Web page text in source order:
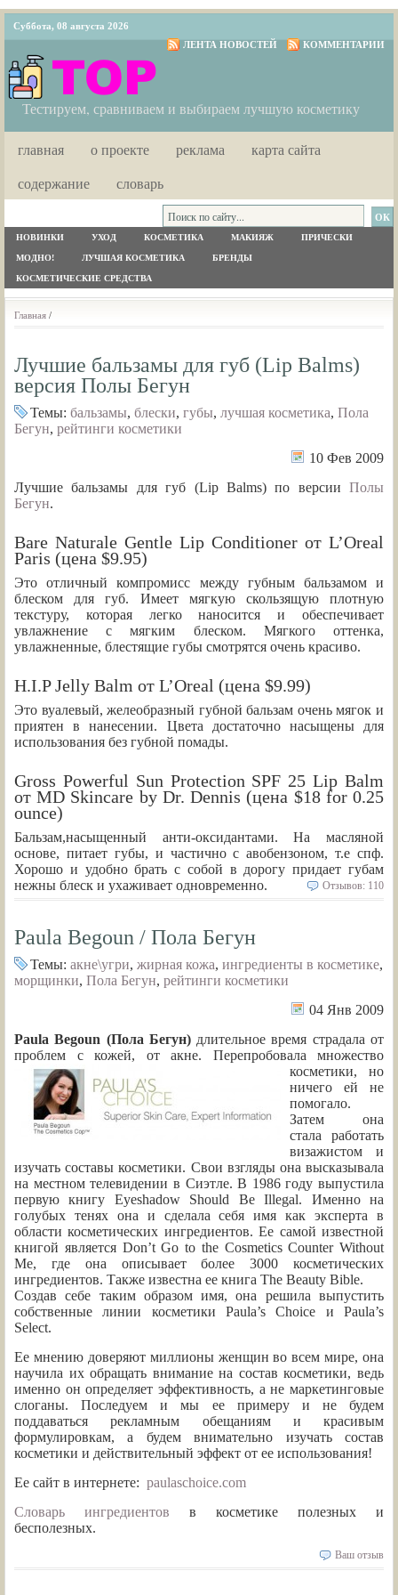
Суббота, 08 августа 2026
ЛЕНТА НОВОСТЕЙ
КОММЕНТАРИИ
Тестируем, сравниваем и выбираем лучшую косметику
главная о проекте реклама
карта сайта
содержание
словарь
НОВИНКИ УХОД КОСМЕТИКА МАКИЯЖ ПРИЧЕСКИ
МОДНО! ЛУЧШАЯ КОСМЕТИКА БРЕНДЫ
КОСМЕТИЧЕСКИЕ СРЕДСТВА
Главная /
Лучшие бальзамы для губ (Lip Balms)
версия Полы Бегун
Темы: бальзамы, блески, губы, лучшая косметика, Пола
Бегун, рейтинги косметики
10 Фев 2009
Лучшие бальзамы для губ (Lip Balms) по версии Полы
Бегун.
Bare Naturale Gentle Lip Conditioner от L’Oreal
Paris (цена $9.95)
Это отличный компромисс между губным бальзамом и
блеском для губ. Имеет мягкую скользящую плотную
текстуру, которая легко наносится и обеспечивает
увлажнение с мягким блеском. Мягкого оттенка,
увлажненные, блестящие губы смотрятся очень красиво.
H.I.P Jelly Balm от L’Oreal (цена $9.99)
Это вуалевый, желеобразный губной бальзам очень мягок и
приятен в нанесении. Цвета достаточно насыщены для
использования без губной помады.
Gross Powerful Sun Protection SPF 25 Lip Balm
от MD Skincare by Dr. Dennis (цена $18 for 0.25
ounce)
Бальзам,насыщенный анти-оксидантами. На масляной
основе, питает губы, и частично с авобензоном, т.е спф.
Хорошо и удобно брать с собой в дорогу придает губам
нежны блеск и ухаживает одновременно.
Отзывов: 110
Paula Begoun / Пола Бегун
Темы: акне\угри, жирная кожа, ингредиенты в косметике,
морщинки, Пола Бегун, рейтинги косметики
04 Янв 2009
Paula Begoun (Пола Бегун)длительное время страдала от
проблем с кожей, от акне. Перепробовала множество
косметики, но
ничего ей не
помогало.
Затем она
стала работать
визажистом и
изучать составы косметики. Свои взгляды она высказывала
на местном телевидении в Сиэтле. В 1986 году выпустила
первую книгу Eyeshadow Should Be Illegal. Именно на
голубых тенях она и сделала себя имя как эксперта в
области косметических ингредиентов. Ее самой известной
книгой является Don’t Go to the Cosmetics Counter Without
Mе, где она описывает более 3000 косметических
ингредиентов. Также известна ее книга The Beauty Bible.
Создав себе таким образом имя, она решила выпустить
собственные линии косметики Paula’s Choice и Paula’s
Select.
Ее мнению доверяют миллионы женщин во всем мире, она
научила их обращать внимание на состав косметики, ведь
именно он определяет эффективность, а не маркетинговые
слоганы. Последуем и мы ее примеру и не будем
поддаваться рекламным обещаниям и красивым
формулировкам, а будем внимательно изучать состав
косметики и действительный эффект от ее использования!
Ее сайт в интернете: paulaschoice.com
Словарь ингредиентов в косметике полезных и
бесполезных.
Ваш отзыв